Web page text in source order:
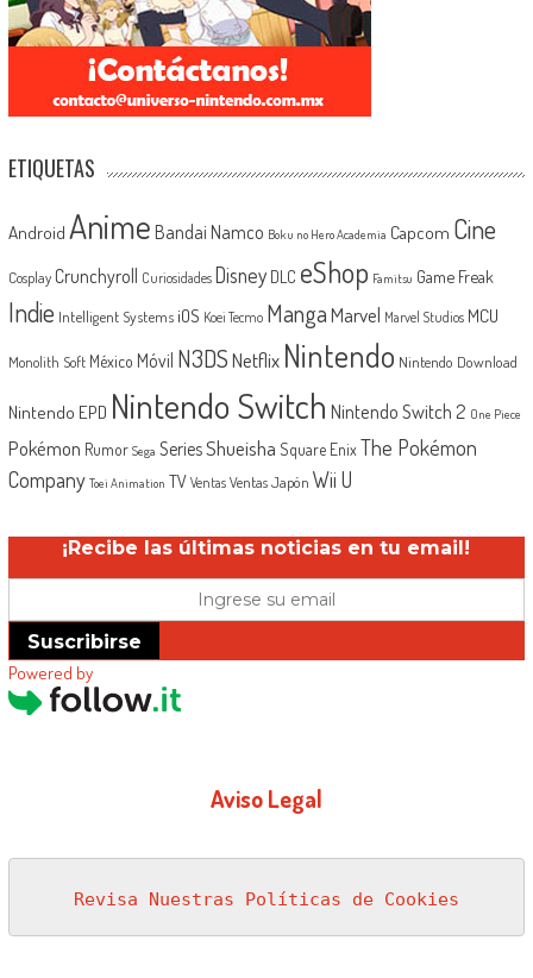
ETIQUETAS
Android Anime Bandai Namco Boku no Hero Academia Capcom Cine
Cosplay Crunchyroll Curiosidades Disney DLC eShop Famitsu Game Freak
Indie Intelligent Systems iOS Koei Tecmo MangaMarvel Marvel Studios MCU
Monolith Soft México Móvil N3DSNetflix Nintendo Nintendo Download
Nintendo EPD Nintendo Switch Nintendo Switch 2 One Piece
Pokémon Rumor Sega SeriesShueisha Square EnixThe Pokémon
Company Toei Animation TV Ventas Ventas Japón Wii U
¡Recibe las últimas noticias en tu email!
Suscribirse
Powered by
Aviso Legal
Revisa Nuestras Políticas de Cookies